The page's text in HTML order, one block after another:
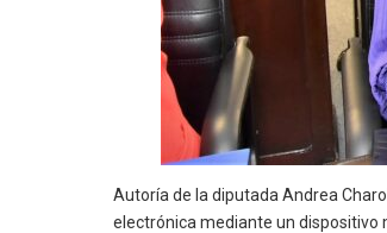
Autoría de la diputada Andrea
electrónica mediante un dispositivo